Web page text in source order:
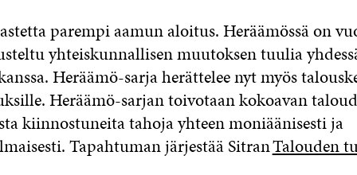
parempi aamun aloitus. Heräämössä on
yhteiskunnallisen muutoksen tuulia
Heräämö-sarja herättelee nyt myös
Heräämö-sarjan toivotaan kokoavan
kiinnostuneita tahoja yhteen moniäänisesti ja
Tapahtuman järjestää SitranTalouden